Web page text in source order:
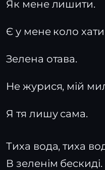
Як мене лишити.
Є у мене коло хати
Зелена отава.
Не журися, мій
Я тя лишу сама.
Тиха вода, тиха
В зеленім бескиді.